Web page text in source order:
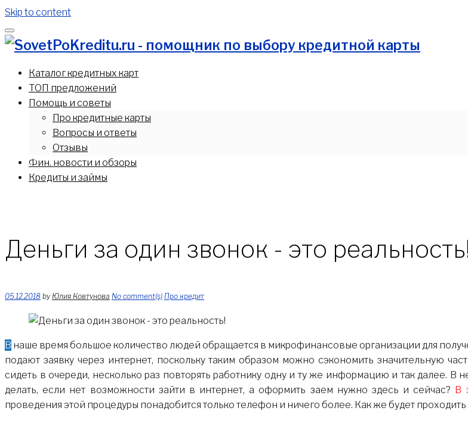
Skip to content
Каталог кредитных карт
ТОП предложений
Помощь и советы
Про кредитные карты
Вопросы и ответы
Отзывы
Фин. новости и обзоры
Кредиты и займы
Деньги за один звонок - это
05.12.2018 by Юлия Ковтунова No comment(s) Про кредит
В наше время большое количество людей обращается в микрофинансовые организации для получения займа по абсолютно разным причинам. В некоторых случаях люди
подают заявку через интернет, поскольку таким образом можно сэкономить значительную
сидеть в очереди, несколько раз повторять работнику одну и ту же информацию и так далее. В
делать, если нет возможности зайти в интернет, а оформить заем нужно здесь и сейчас? В
проведения этой процедуры понадобится только телефон и ничего более. Как же будет